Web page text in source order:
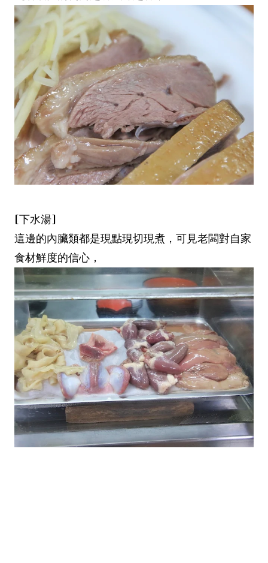
[下水湯]
這邊的內臟類都是現點現切現煮，可見老闆對自家
食材鮮度的信心，